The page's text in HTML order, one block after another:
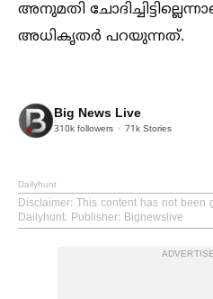
അനുമതി
അധികൃതര്‍ പറയുന്നത്.
Big News Live
310k followers 71k Stories
Dailyhunt
Disclaimer: This content has not been
Dailyhunt. Publisher: Bignewslive